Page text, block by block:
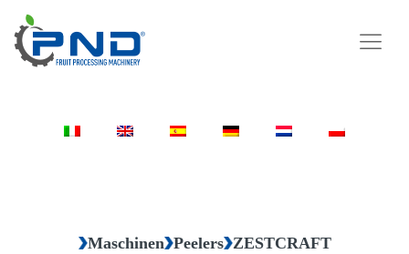
Maschinen Peelers ZESTCRAFT